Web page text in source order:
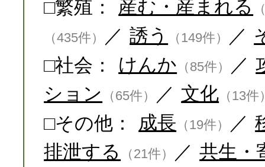
□繁殖：
産む・産まれる
（435件）
／ 誘う （149件） ／
□社会：
けんか （85件） ／
ション
（65件） ／ 文化 （13件
□その他： 成長 （19件） ／
排泄する
（21件） ／ 共生・